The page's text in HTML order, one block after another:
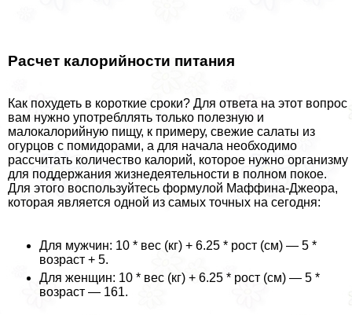
Расчет калорийности питания
Как похудеть в короткие сроки? Для ответа на этот вопрос
вам нужно употрeбллять только полезную и
малокалорийную пищу, к примеру, свежие салаты из
огурцов с помидорами, а для начала необходимо
рассчитать количество калорий, которое нужно организму
для поддержания жизнедеятельности в полном покое.
Для этого воспользуйтесь формулой Маффина-Джеора,
которая является одной из самых точных на сегодня:
Для мужчин: 10 * вес (кг) + 6.25 * рост (см) — 5 *
возраст + 5.
Для женщин: 10 * вес (кг) + 6.25 * рост (см) — 5 *
возраст — 161.